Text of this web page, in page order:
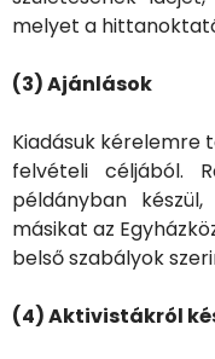
melyet a
(3) Ajánlások
Kiadásuk kérelemre
felvételi céljából.
példányban
másikat az
belső szabályok
(4) Aktivistákról